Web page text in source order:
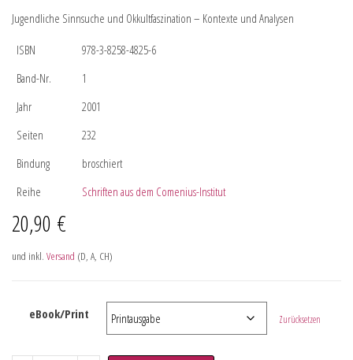
Jugendliche Sinnsuche und Okkultfaszination – Kontexte und Analysen
ISBN
978-3-8258-4825-6
Band-Nr.
1
Jahr
2001
Seiten
232
Bindung
broschiert
Reihe
Schriften aus dem Comenius-Institut
20,90 €
und inkl. Versand (D, A, CH)
eBook/Print Zurücksetzen